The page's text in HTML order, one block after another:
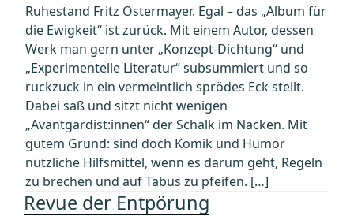
Ruhestand Fritz Ostermayer. Egal – das „Album für
die Ewigkeit“ ist zurück. Mit einem Autor, dessen
Werk man gern unter „Konzept-Dichtung“ und
„Experimentelle Literatur“ subsummiert und so
ruckzuck in ein vermeintlich sprödes Eck stellt.
Dabei saß und sitzt nicht wenigen
„Avantgardist:innen“ der Schalk im Nacken. Mit
gutem Grund: sind doch Komik und Humor
nützliche Hilfsmittel, wenn es darum geht, Regeln
zu brechen und auf Tabus zu pfeifen. […]
Revue der Entpörung